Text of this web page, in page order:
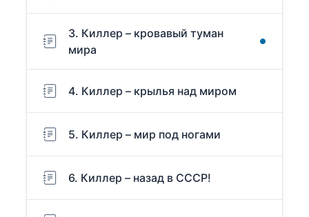
3. Киллер – кровавый туман
мира
4. Киллер – крылья над миром
5. Киллер – мир под ногами
6. Киллер – назад в СССР!